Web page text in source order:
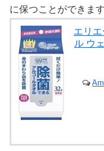
に保つことができます
エリ
ル ウ